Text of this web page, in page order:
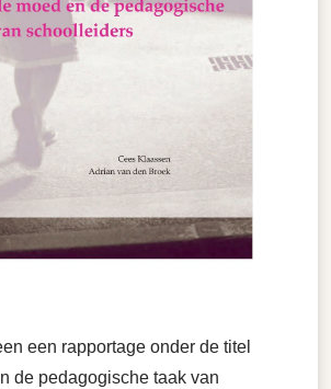
een rapportage onder de titel
de pedagogische taak van